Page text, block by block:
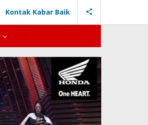
Kontak Kabar Baik